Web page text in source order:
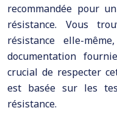
recommandée pour
résistance. Vous
résistance elle-
documentation
crucial de respecter
est basée sur les
résistance.